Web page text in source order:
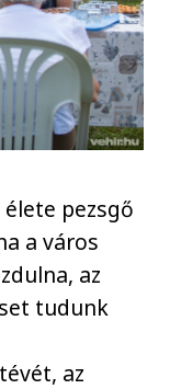
pezsgő
a város
az
tudunk
az